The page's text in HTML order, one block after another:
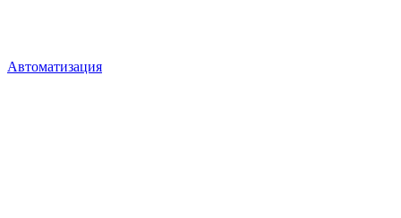
Автоматизация